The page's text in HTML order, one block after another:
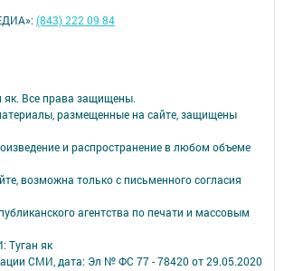
як. Все права защищены.
размещенные на сайте, защищены
и распространение в любом объеме
возможна только с письменного согласия
агентства по печати и массовым
Туган як
СМИ, дата: Эл № ФС 77 - 78420 от 29.05.2020
(843) 222 09 84